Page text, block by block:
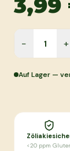
3,99
− +
Auf Lager —
<20 ppm